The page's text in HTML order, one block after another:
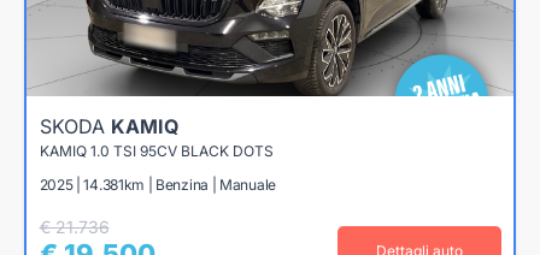
SKODA KAMIQ
KAMIQ 1.0 TSI 95CV BLACK DOTS
2025 | 14.381km | Benzina | Manuale
€ 21.736
Dettagli auto